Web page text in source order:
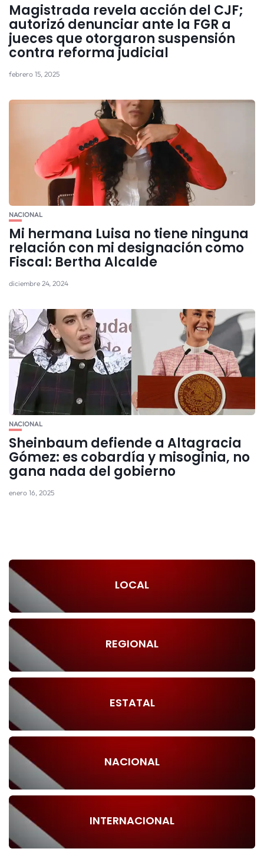
Magistrada revela acción del CJF;
autorizó denunciar ante la FGR a
jueces que otorgaron suspensión
contra reforma judicial
febrero 15, 2025
NACIONAL
Mi hermana Luisa no tiene ninguna
relación con mi designación como
Fiscal: Bertha Alcalde
diciembre 24, 2024
NACIONAL
Sheinbaum defiende a Altagracia
Gómez: es cobardía y misoginia, no
gana nada del gobierno
enero 16, 2025
LOCAL
REGIONAL
ESTATAL
NACIONAL
INTERNACIONAL